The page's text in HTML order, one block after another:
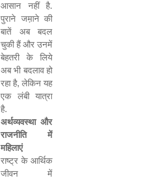
आसान नहीं है.
पुराने जम़ाने की
बातें अब बदल
चुकी हैं और उनमें
बेहतरी के लिये
अब भी बदलाव हो
रहा है, लेकिन यह
एक लंबी यात्रा
है.
अर्थव्यवस्था और
राजनीति में
महिलाएं
राष्ट्र के आर्थिक
जीवन में